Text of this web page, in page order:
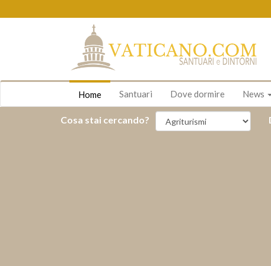
Home Santuari Dove dormire News
Cosa stai cercando?